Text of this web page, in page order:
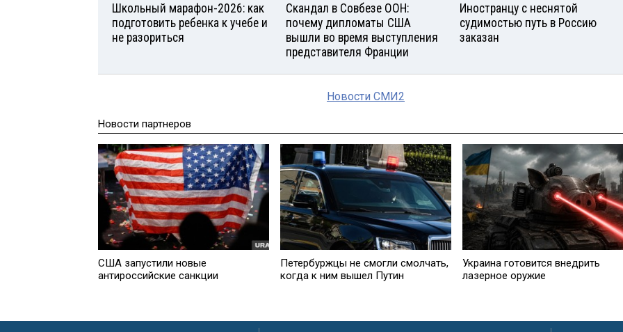
Школьный марафон-2026: как
подготовить ребенка к учебе и
не разориться
Скандал в Совбезе ООН:
почему дипломаты США
вышли во время выступления
представителя Франции
Иностранцу с неснятой
судимостью путь в Россию
заказан
Новости СМИ2
Новости партнеров
США запустили новые
антироссийские санкции
Петербуржцы не смогли смолчать,
когда к ним вышел Путин
Украина готовится внедрить
лазерное оружие